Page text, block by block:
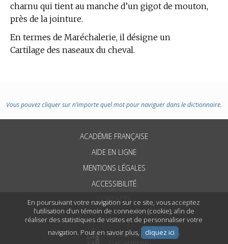
En poursuivant votre navigation sur ce site, vous acceptez
l’utilisation d’un témoin de connexion (cookie), afin de
réaliser des statistiques de visites et de personnaliser votre
navigation. Pour en savoir plus,
cliquez ici .
charnu qui tient au manche d’un gigot de mouton,
près de la jointure.
En termes de Maréchalerie, il désigne un
Cartilage des naseaux du cheval.
Vous pouvez cliquer sur n’importe quel mot pour naviguer dans le dictionnaire.
ACADÉMIE FRANÇAISE
AIDE EN LIGNE
MENTIONS LÉGALES
ACCESSIBILITÉ
CONTACTS